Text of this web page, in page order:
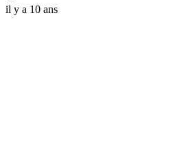
il y a 10 ans